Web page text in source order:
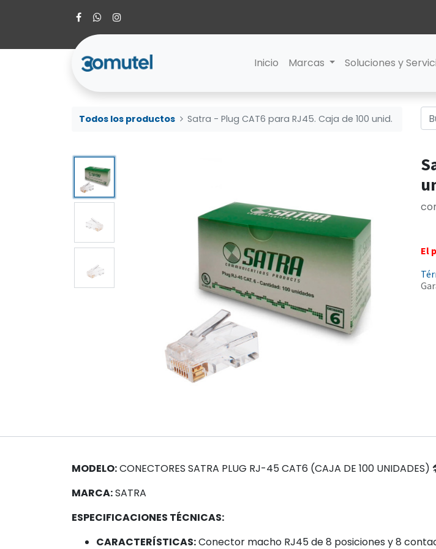
Inicio Marcas Soluciones y
Todos los productos Satra - Plug CAT6 para RJ45. Caja de 100 unid.
El
MODELO:CONECTORES SATRA PLUG RJ-45 CAT6 (CAJA DE 100 UNIDADES)
MARCA:SATRA
ESPECIFICACIONES TÉCNICAS:
CARACTERÍSTICAS:Conector macho RJ45 de 8 posiciones y 8